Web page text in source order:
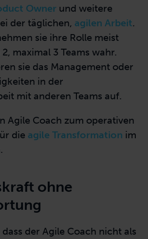
Owner und weitere
der täglichen, agilen Arbeit.
sie ihre Rolle meist
maximal 3 Teams wahr.
sie das Management oder
in der
mit anderen Teams auf.
Agile Coach zum operativen
die agile Transformation im
ohne
der Agile Coach nicht als